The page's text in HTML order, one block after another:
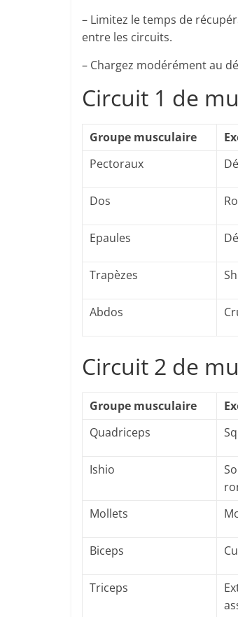
– Limitez le temps de
entre les circuits.
– Chargez modérément au
Circuit 1 de
Groupe musculaire
Pectoraux
Dos
Epaules
Trapèzes
Abdos
Circuit 2 de
Groupe musculaire
Quadriceps
Ishio
Mollets
Biceps
Triceps